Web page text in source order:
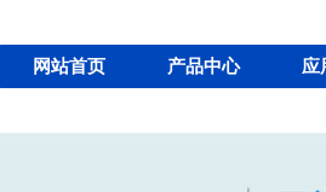
网站首页 产品中心 应